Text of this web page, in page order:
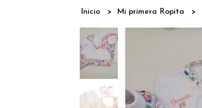
Inicio Mi primera Ropita